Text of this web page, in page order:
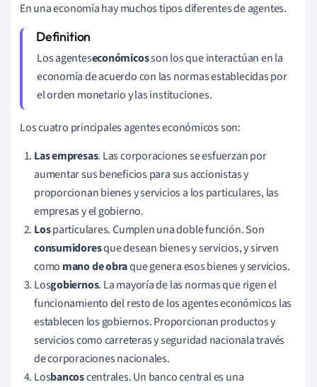
En una economía hay muchos tipos diferentes de agentes.
Los agenteseconómicosson los que interactúan en la
economía de acuerdo con las normas establecidas por
el orden monetario y las instituciones.
Los cuatro principales agentes económicos son:
Las empresas. Las corporaciones se esfuerzan por
aumentar sus beneficios para sus accionistas y
proporcionan bienes y servicios a los particulares, las
empresas y el gobierno.
Losparticulares. Cumplen una doble función. Son
consumidoresque desean bienes y servicios, y sirven
como mano de obraque genera esos bienes y servicios.
Losgobiernos. La mayoría de las normas que rigen el
funcionamiento del resto de los agentes económicos las
establecen los gobiernos. Proporcionan productos y
servicios como carreteras y seguridad nacionala través
de corporaciones nacionales.
Losbancoscentrales. Un banco central es una